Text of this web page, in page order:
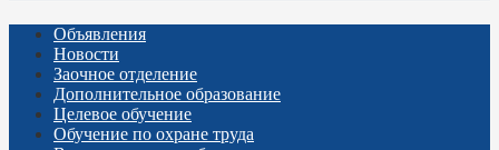
Объявления
Новости
Заочное отделение
Дополнительное образование
Целевое обучение
Обучение по охране труда